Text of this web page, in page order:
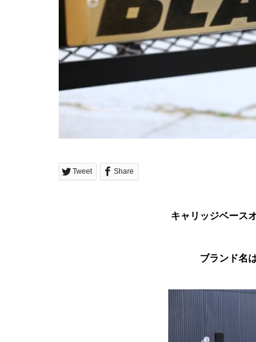
Tweet Share
キャリッジベース
ブランド名